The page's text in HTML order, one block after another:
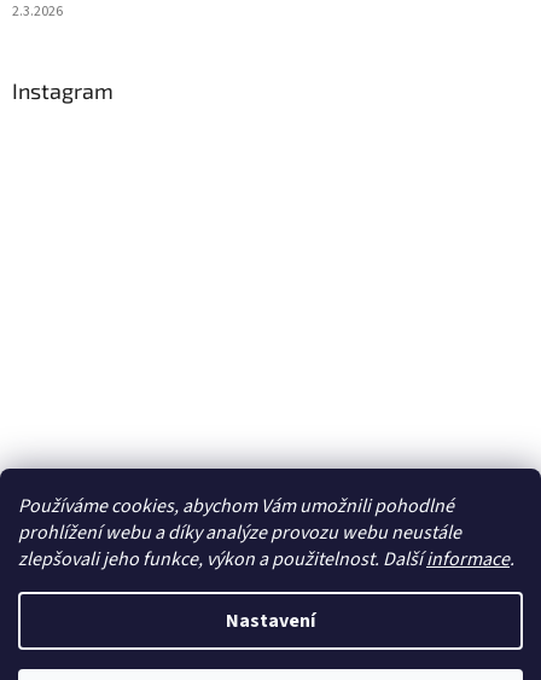
Používáme cookies, abychom Vám umožnili pohodlné
prohlížení webu a díky analýze provozu webu neustále
zlepšovali jeho funkce, výkon a použitelnost. Dalšíinformace.
Nastavení
2.3.2026
Instagram
Sledovat na Instagramu